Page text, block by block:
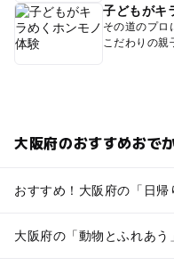
子どもがキ
その道のプロ
こだわりの親
大阪府のおすすめおで
おすすめ！大阪府の「日帰
大阪府の「動物とふれあう